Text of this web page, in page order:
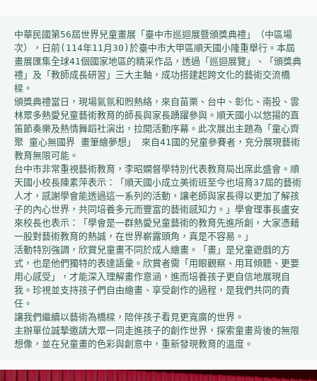
中華民國第56屆世界兒童畫展「臺中市巡迴展暨頒獎典禮」（中區場
次），日前(114年11月30)於臺中市大甲區順天國小隆重舉行。本屆
畫展匯集全球41個國家地區的精采作品，透過「巡迴展覽」、「頒獎典
禮」及「教師成長研習」三大主軸，成功搭建起跨文化的藝術交流橋
樑。
頒獎典禮當日，現場氣氛和煦熱絡，來自苗栗、台中、彰化、南投、雲
林眾多熱愛兒童藝術教育的師長與家長踴躍參與。順天國小以悠揚的直
笛節奏樂及熱情舞蹈社演出，拉開活動序幕。此次展出主題為「童心齊
聚 童心無國界 畫筆繪夢想」 來自41國的兒童參賽者，充分展現藝術
教育無限可能。
台中市非常重視藝術教育，李昭嫻督學特別代表教育局出席此盛會。順
天國小校長陳素萍表示：「順天國小成立美術班至今也培育37屆的藝術
人才，感謝學會能透過這一系列的活動，讓老師與家長得以更加了解孩
子的內心世界，共同培養多元而豐富的藝術感知力。」學會理事長盧安
來校長也表示：「學會是一群熱愛兒童藝術的教育先進所創，大家憑藉
一股對藝術教育的熱誠，在世界嶄露頭角，真是不容易。」
活動特別強調，欣賞兒童畫不同於成人繪畫。「畫」是兒童遊戲的方
式，也是他們獨特的表達語彙。欣賞者需「用眼觀察、用耳傾聽、更要
用心感受」，才能深入理解畫作意涵，進而培養孩子更自信地展現自
我。珍視並支持孩子們自由繪畫、享受創作的過程，是我們共同的責
任。
讓我們繼續以藝術為橋樑，陪伴孩子看見更寬廣的世界。
主辦單位誠摯邀請大眾一同走進孩子的創作世界，探索童畫背後的無限